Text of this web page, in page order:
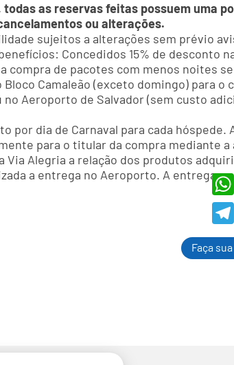
as reservas feitas possuem uma
ou alterações.
sujeitos a alterações sem prévio
Concedidos 15% de desconto
compra de pacotes com menos noites
Camaleão (exceto domingo) para
Aeroporto de Salvador (sem custo
por dia de Carnaval para cada
para o titular da compra mediante
Via Alegria a relação dos produtos
a entrega no Aeroporto. A entrega
Faça